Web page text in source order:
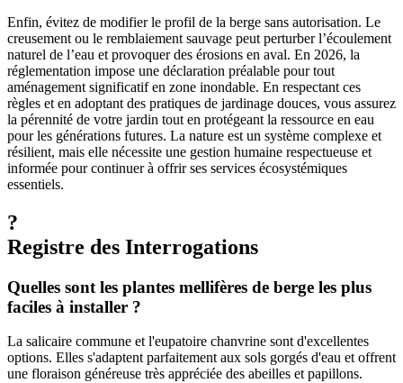
Enfin, évitez de modifier le profil de la berge sans autorisation. Le
creusement ou le remblaiement sauvage peut perturber l’écoulement
naturel de l’eau et provoquer des érosions en aval. En 2026, la
réglementation impose une déclaration préalable pour tout
aménagement significatif en zone inondable. En respectant ces
règles et en adoptant des pratiques de jardinage douces, vous assurez
la pérennité de votre jardin tout en protégeant la ressource en eau
pour les générations futures. La nature est un système complexe et
résilient, mais elle nécessite une gestion humaine respectueuse et
informée pour continuer à offrir ses services écosystémiques
essentiels.
?
Registre des Interrogations
Quelles sont les plantes mellifères de berge les plus
faciles à installer ?
La salicaire commune et l'eupatoire chanvrine sont d'excellentes
options. Elles s'adaptent parfaitement aux sols gorgés d'eau et offrent
une floraison généreuse très appréciée des abeilles et papillons.